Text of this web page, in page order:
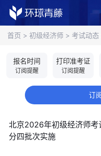
首页 > 初级经济师 > 考试动态
报名时间
订阅提醒
打印准考证
订阅提醒
订
北京2026年初级经济师考
分四批次实施